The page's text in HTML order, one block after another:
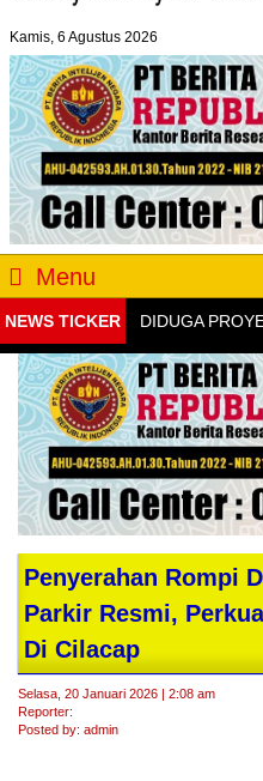
Kamis, 6 Agustus 2026
Menu
NEWS TICKERDIDUGA PROYEK
Penyerahan Rompi
Parkir Resmi,
Di Cilacap
Selasa, 20 Januari 2026 | 2:08 am
Reporter:
Posted by: admin